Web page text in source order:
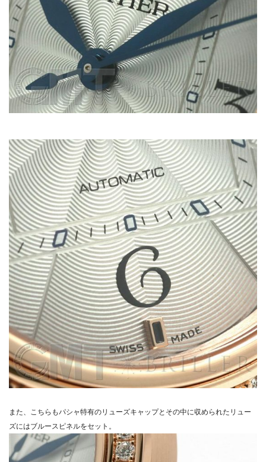
また、こちらもパシャ特有のリューズキャップとその中に収められたリュー
ズにはブルースピネルをセット。